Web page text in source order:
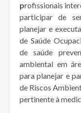
profissionais
participar de
planejar e
de Saúde
de saúde
ambiental em
para planejar e
de Riscos
pertinente à